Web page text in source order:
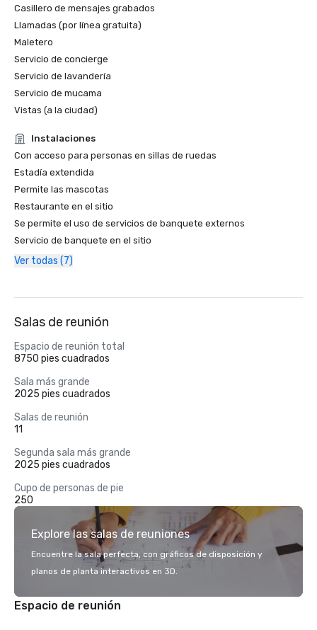
Casillero de mensajes grabados
Llamadas (por línea gratuita)
Maletero
Servicio de concierge
Servicio de lavandería
Servicio de mucama
Vistas (a la ciudad)
Instalaciones
Con acceso para personas en sillas de ruedas
Estadía extendida
Permite las mascotas
Restaurante en el sitio
Se permite el uso de servicios de banquete externos
Servicio de banquete en el sitio
Ver todas (7)
Salas de reunión
Espacio de reunión total
8750 pies cuadrados
Sala más grande
2025 pies cuadrados
Salas de reunión
11
Segunda sala más grande
2025 pies cuadrados
Cupo de personas de pie
250
Explore las salas de reuniones
Encuentre la sala perfecta, con gráficos de disposición y
planos de planta interactivos en 3D.
Espacio de reunión